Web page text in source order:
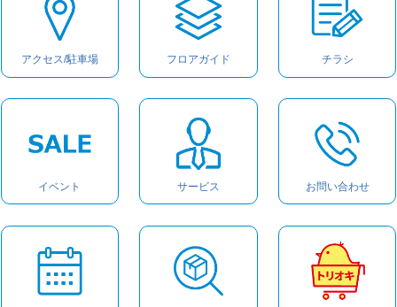
アクセス/駐車場 フロアガイド チラシ
イベント サービス お問い合わせ